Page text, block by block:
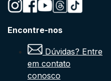
Encontre-nos
Dúvidas? Entre
em contato
conosco